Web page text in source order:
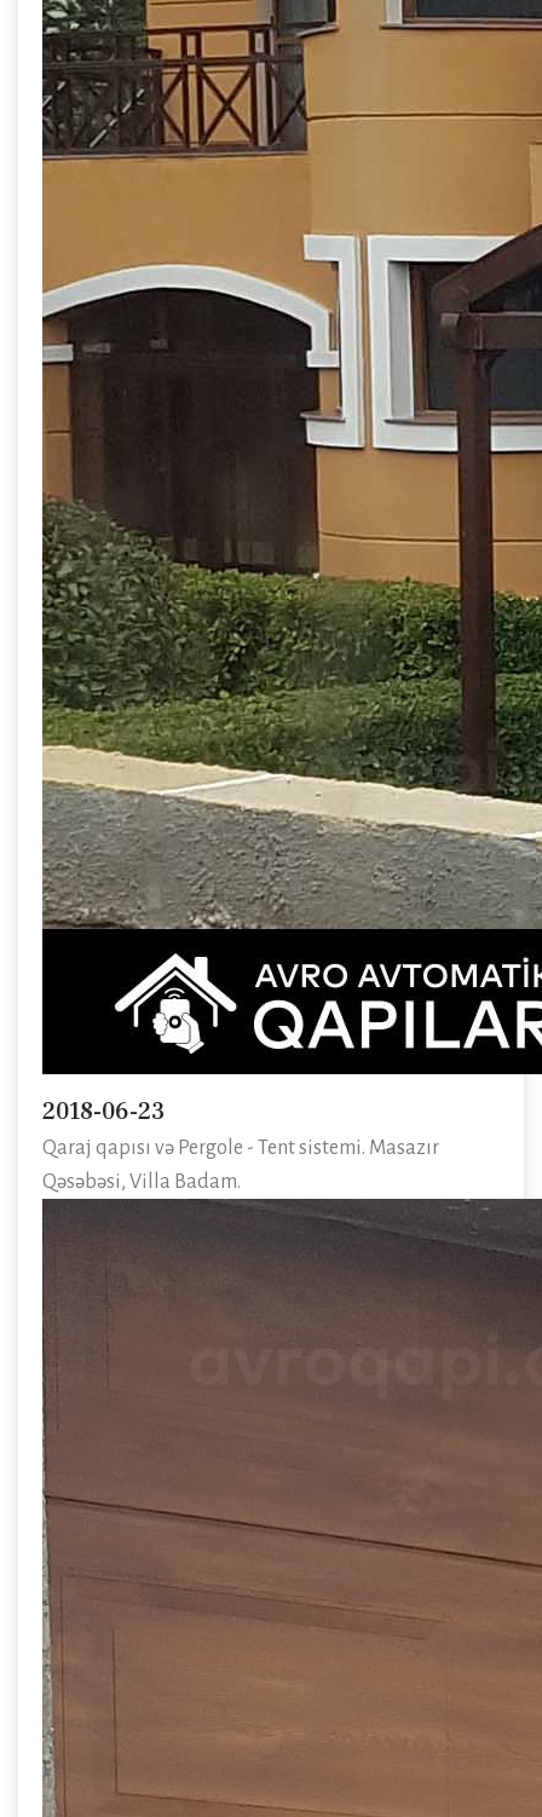
2018-06-23
Qaraj qapısı və Pergole - Tent sistemi. Masazır
Qəsəbəsi, Villa Badam.